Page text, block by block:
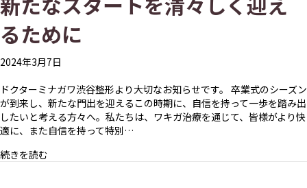
るために
2024年3月7日
ドクターミナガワ渋谷整形より大切なお知らせです。 卒業式のシーズン
が到来し、新たな門出を迎えるこの時期に、自信を持って一歩を踏み出
したいと考える方々へ。私たちは、ワキガ治療を通じて、皆様がより快
適に、また自信を持って特別…
続きを読む